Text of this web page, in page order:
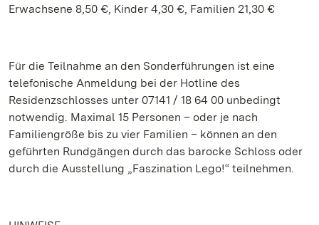
Erwachsene 8,50 €, Kinder 4,30 €, Familien 21,30 €
Für die Teilnahme an den Sonderführungen ist eine
telefonische Anmeldung bei der Hotline des
Residenzschlosses unter 07141 / 18 64 00 unbedingt
notwendig. Maximal 15 Personen – oder je nach
Familiengröße bis zu vier Familien – können an den
geführten Rundgängen durch das barocke Schloss oder
durch die Ausstellung „Faszination Lego!“ teilnehmen.